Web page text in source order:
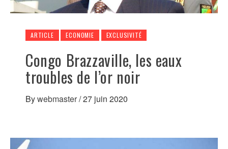
ARTICLE ECONOMIE EXCLUSIVITÉ
Congo Brazzaville, les eaux
troubles de l’or noir
Bywebmaster/27 juin 2020